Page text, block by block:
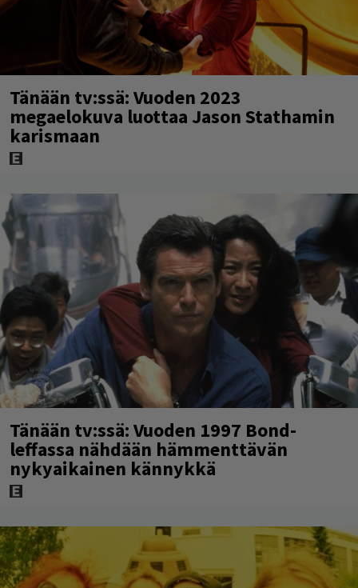
Tänään tv:ssä: Vuoden 2023
megaelokuva luottaa Jason Stathamin
karismaan
Tänään tv:ssä: Vuoden 1997 Bond-
leffassa nähdään hämmenttävän
nykyaikainen kännykkä